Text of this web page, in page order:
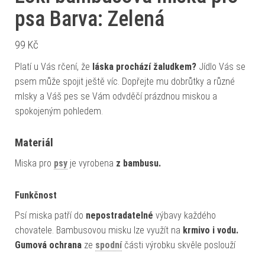
psa Barva: Zelená
99 Kč
Platí u Vás rčení, že láska prochází žaludkem? Jídlo Vás se
psem může spojit ještě víc. Dopřejte mu dobrůtky a různé
mlsky a Váš pes se Vám odvděčí prázdnou miskou a
spokojeným pohledem.
Materiál
Miska pro psy je vyrobena z bambusu.
Funkčnost
Psí miska patří do nepostradatelné výbavy každého
chovatele. Bambusovou misku lze využít na krmivo i vodu.
Gumová ochrana ze spodníčásti výrobku skvěle poslouží